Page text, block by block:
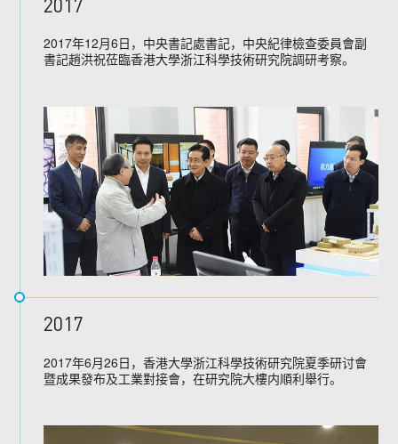
2017年12月6日，中央書記處書記，中央紀律檢查委員會副
書記趙洪祝莅臨香港大學浙江科學技術研究院調研考察。
2017
2017年6月26日，香港大學浙江科學技術研究院夏季研讨會
暨成果發布及工業對接會，在研究院大樓内順利舉行。